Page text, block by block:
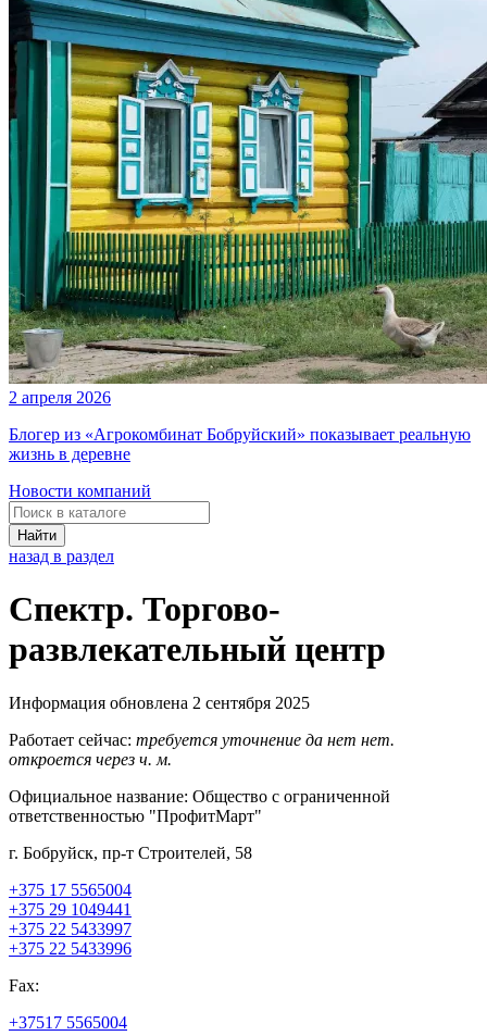
2 апреля 2026
Блогер из «Агрокомбинат Бобруйский» показывает реальную
жизнь в деревне
Новости компаний
Найти
назад в раздел
Спектр. Торгово-
развлекательный центр
Информация обновлена 2 сентября 2025
Работает сейчас: требуется уточнение да нет нет.
откроется через ч. м.
Официальное название: Общество с ограниченной
ответственностью "ПрофитМарт"
г. Бобруйск, пр-т Строителей, 58
+375 17 5565004
+375 29 1049441
+375 22 5433997
+375 22 5433996
Fax:
+37517 5565004